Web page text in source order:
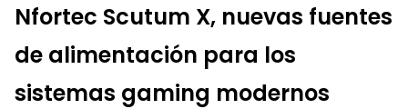
Nfortec Scutum X, nuevas fuentes
de alimentación para los
sistemas gaming modernos